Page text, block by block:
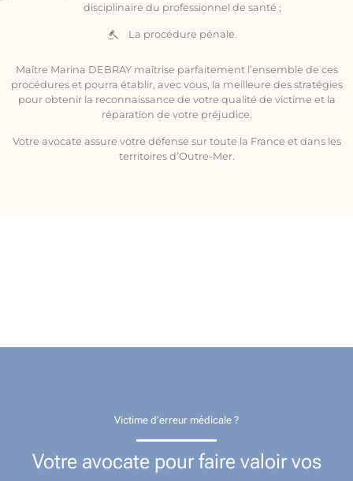
disciplinaire du professionnel de santé ;
La procédure pénale.
Maître Marina DEBRAY maîtrise parfaitement l’ensemble de ces
procédures et pourra établir, avec vous, la meilleure des stratégies
pour obtenir la reconnaissance de votre qualité de victime et la
réparation de votre préjudice.
Votre avocate assure votre défense sur toute la France et dans les
territoires d’Outre-Mer.
Victime d’erreur médicale ?
Votre avocate pour faire valoir vos